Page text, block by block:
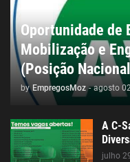
Oportunidade de
Mobilização e
(Posição
by EmpregosMoz - agosto
A C-
julho